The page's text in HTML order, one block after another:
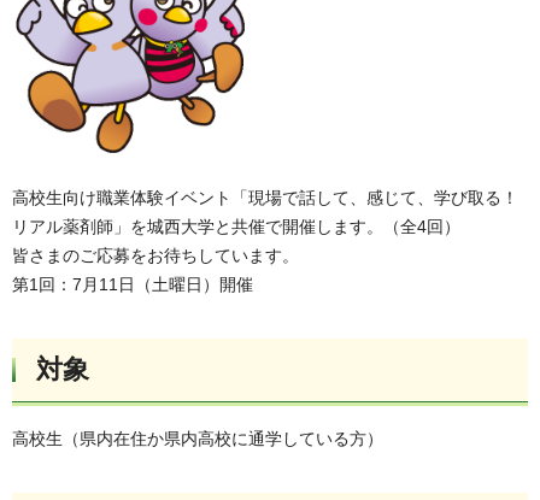
高校生向け職業体験イベント「現場で話して、感じて、学び取る！
リアル薬剤師」を城西大学と共催で開催します。（全4回）
皆さまのご応募をお待ちしています。
第1回：7月11日（土曜日）開催
対象
高校生（県内在住か県内高校に通学している方）